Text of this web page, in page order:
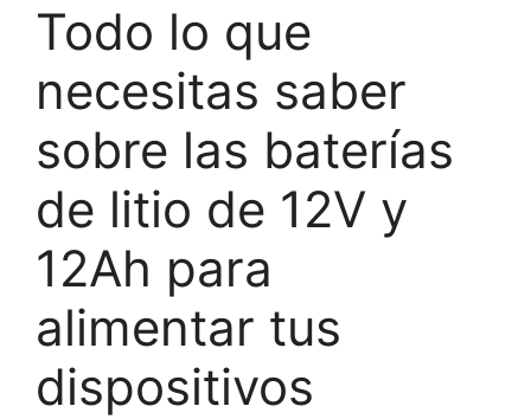
Todo lo que
necesitas saber
sobre las baterías
de litio de 12V y
12Ah para
alimentar tus
dispositivos